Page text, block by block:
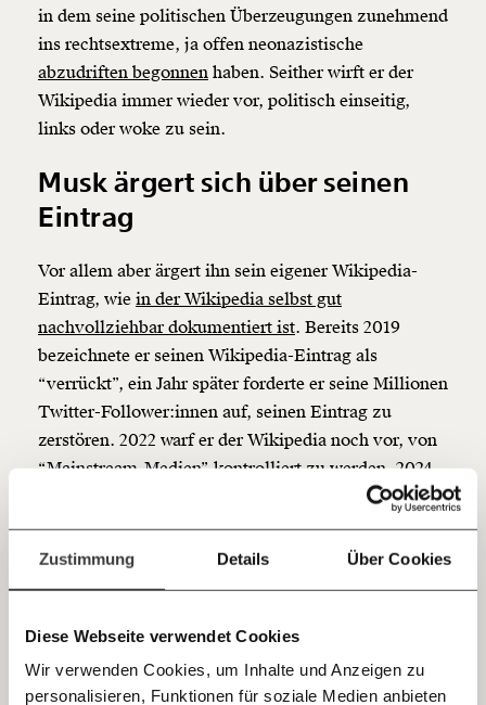
Zustimmung Details Über Cookies
Diese Webseite verwendet Cookies
Wir verwenden Cookies, um Inhalte und Anzeigen zu
personalisieren, Funktionen für soziale Medien anbieten
Veränderung
beginnt mit Dir!
unsere Wirtschaft so gestalten, dass sie für alle
funktioniert. Unsere Recherchen sind für alle frei im
Netz. Unabhängig und werbefrei. Und das wird auch
so bleiben. Kämpf’ mit uns für den Fortschritt und
unterstütze uns mit Deinem Mitgliedsbeitrag.
Du überweist lieber direkt?
Hier unsere IBAN: AT34 4300 0498 0007 6017
Kontoinhaber: Momentum Institut - Verein für
sozialen Fortschritt
Jetzt
einfach
teilen.
in dem seine politischen Überzeugungen zunehmend
ins rechtsextreme, ja offen neonazistische
abzudriften begonnen haben. Seither wirft er der
Wikipedia immer wieder vor, politisch einseitig,
links oder woke zu sein.
Musk ärgert sich über seinen
Eintrag
Vor allem aber ärgert ihn sein eigener Wikipedia-
Eintrag, wie in der Wikipedia selbst gut
nachvollziehbar dokumentiert ist. Bereits 2019
bezeichnete er seinen Wikipedia-Eintrag als
“verrückt”, ein Jahr später forderte er seine Millionen
Twitter-Follower:innen auf, seinen Eintrag zu
zerstören. 2022 warf er der Wikipedia noch vor, von
“Mainstream-Medien” kontrolliert zu werden, 2024
waren es dann bereits “linksextrem Aktivisten” und
er forderte zum Spendenboykott auf.
Jetzt ist Elon Musk beileibe nicht der einzige, der
mit seinem Wikipedia-Eintrag unzufrieden ist. Unter
Wikipedianer:innen kursiert der Witz, dass es zwei
Wikipedia sind: weil sie keinen Wikipedia-Eintrag